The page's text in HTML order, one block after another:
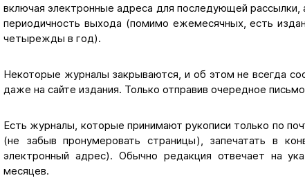
включая электронные адреса для последующей
периодичность выхода (помимо ежемесячных, есть
четырежды в год).
Некоторые журналы закрываются, и об этом не всегда
даже на сайте издания. Только отправив очередное
Есть журналы, которые принимают рукописи только по
(не забыв пронумеровать страницы), запечатать в
электронный адрес). Обычно редакция отвечает на
месяцев.